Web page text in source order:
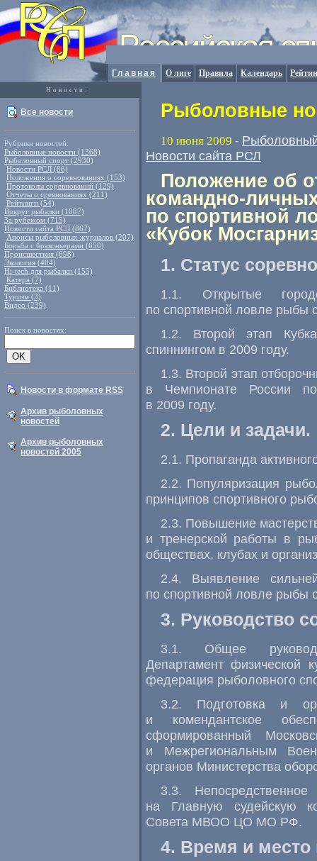
Главная О лиге Правила Календарь
Новости:
Все новости
Рубрики новостей:
Рыболовные новости (1368)
Рыболовный спорт (2930)
Новости РСЛ (86)
Положения о соревнованиях (153)
Протоколы соревнований (129)
Отчеты о сревнованиях (211)
Рейтинги (54)
Вокруг рыбалки (1087)
За рубежом (715)
Новости сайта РСЛ (867)
Анонсы рыболовных журналов (207)
Борьба с браконьерами (650)
Происшествия (698)
Экология (404)
Hi-tech для рыбалки (155)
Катера (7)
Библиотека (11)
Туризм (3)
Видео (239)
Поиск в новостях:
Новости в формате RSS
Архив рыболовных
новостей
Архив рыболовных
новостей 2005
Рыболовные
10 июня 2009 -
Новости сайта РСЛ
Положение об
командно-
по спортивной
«Кубок
1. Статус
1.1. Открытые
по спортивной ловле рыбы
1.2. Второй этап
спиннингом в 2009 году.
1.3. Второй этап
в Чемпионате России
в 2009 году.
2. Цели и задачи.
2.1. Пропаганда
2.2. Популяризация
принципов спортивного
2.3. Повышение
и тренерской работы в
обществах, клубах и
2.4. Выявление
по спортивной ловле рыбы
3. Руководство
3.1. Общее
Департамент физической
федерация рыболовного
3.2. Подготовка и
и комендантское
сформированный
и Межрегиональным
органов Министерства
3.3. Непосредственное
на Главную судейскую
Совета МВОО ЦО МО РФ.
4. Время и место